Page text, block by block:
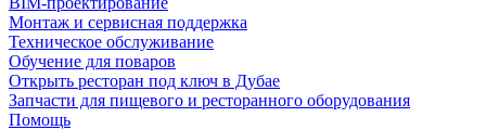
Монтаж и сервисная поддержка
Техническое обслуживание
Обучение для поваров
Открыть ресторан под ключ в Дубае
Запчасти для пищевого и ресторанного оборудования
Помощь